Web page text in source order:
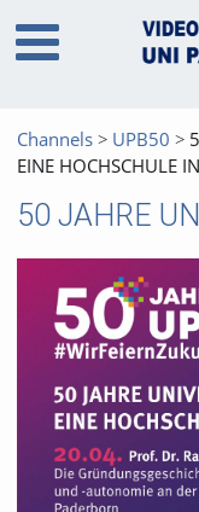
Channels UPB50
EINE HOCHSCHULE